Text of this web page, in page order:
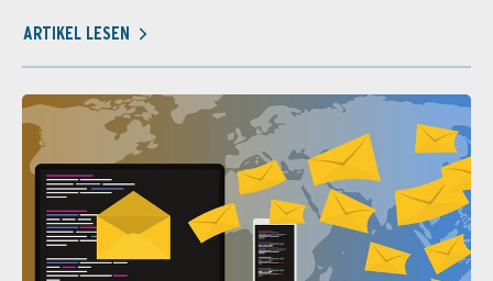
ARTIKEL LESEN